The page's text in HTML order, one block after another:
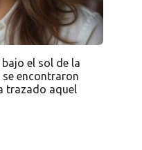
el sol de la
encontraron
trazado aquel